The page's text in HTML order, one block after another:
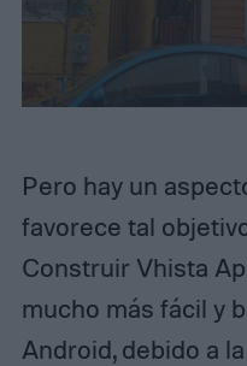
Pero hay un
favorece tal
Construir Vhista
mucho más fácil y
Android, debido a